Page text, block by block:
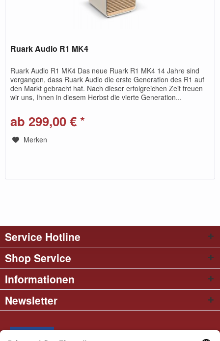
Ruark Audio R1 MK4
Ruark Audio R1 MK4 Das neue Ruark R1 MK4 14 Jahre sind
vergangen, dass Ruark Audio die erste Generation des R1 auf
den Markt gebracht hat. Nach dieser erfolgreichen Zeit freuen
wir uns, Ihnen in diesem Herbst die vierte Generation...
ab 299,00 € *
Merken
Service Hotline
Shop Service
Informationen
Newsletter